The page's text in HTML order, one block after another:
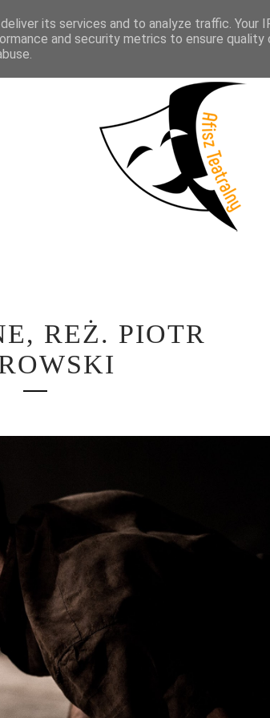
WYWIADY LITERATURA PRÓBY
REŻ. PIOTR
its services and to analyze traffic. Your
and security metrics to ensure quality